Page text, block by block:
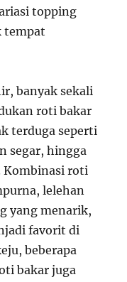
topping
tempat
banyak sekali
roti bakar
terduga seperti
segar, hingga
Kombinasi roti
lelehan
yang menarik,
favorit di
beberapa
bakar juga